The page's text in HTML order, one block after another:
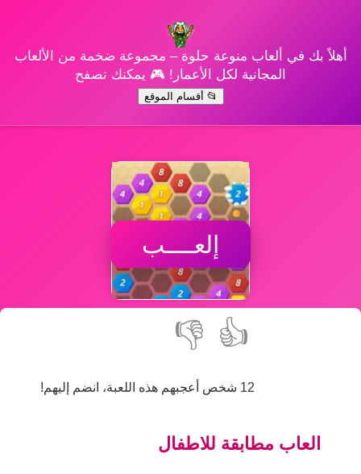
أهلاً بك في ألعاب منوعة حلوة – مجموعة ضخمة من الألعاب
المجانية لكل الأعمار! 🎮 يمكنك تصفح
📂 أقسام الموقع
إلعــــب
👍
👎
12 شخص أعجبهم هذه اللعبة، انضم إليهم!
العاب مطابقة للاطفال